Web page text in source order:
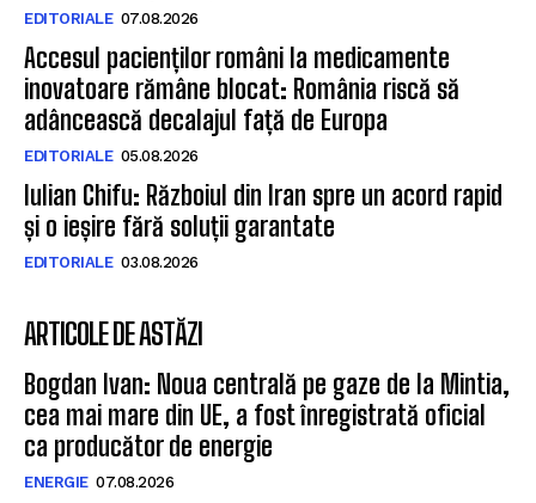
EDITORIALE 07.08.2026
Accesul pacienților români la medicamente
inovatoare rămâne blocat: România riscă să
adâncească decalajul față de Europa
EDITORIALE 05.08.2026
Iulian Chifu: Războiul din Iran spre un acord rapid
și o ieșire fără soluții garantate
EDITORIALE 03.08.2026
ARTICOLE DE ASTĂZI
Bogdan Ivan: Noua centrală pe gaze de la Mintia,
cea mai mare din UE, a fost înregistrată oficial
ca producător de energie
ENERGIE 07.08.2026